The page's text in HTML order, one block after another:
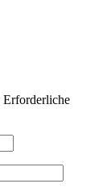
Erforderliche